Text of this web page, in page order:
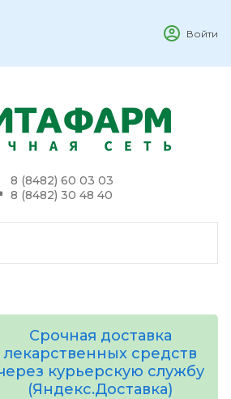
Войти
8 (8482) 60 03 03
8 (8482) 30 48 40
Срочная доставка
лекарственных средств
курьерскую службу
(Яндекс.Доставка)